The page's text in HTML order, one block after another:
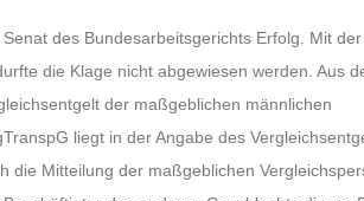
des Bundesarbeitsgerichts Erfolg. Mit
die Klage nicht abgewiesen werden. Aus
der maßgeblichen männlichen
liegt in der Angabe des
die Mitteilung der maßgeblichen